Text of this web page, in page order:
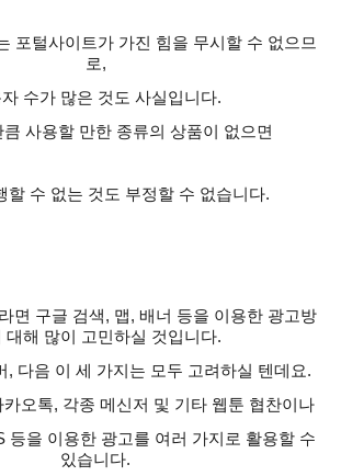
포털사이트가 가진 힘을 무시할 수 없으므
로,
수가 많은 것도 사실입니다.
사용할 만한 종류의 상품이 없으면
할 수 없는 것도 부정할 수 없습니다.
면 구글 검색, 맵, 배너 등을 이용한 광고방
대해 많이 고민하실 것입니다.
, 다음 이 세 가지는 모두 고려하실 텐데요.
카오톡, 각종 메신저 및 기타 웹툰 협찬이나
등을 이용한 광고를 여러 가지로 활용할 수
있습니다.